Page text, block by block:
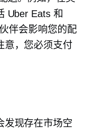
Uber Eats 和
伴会影响您的配
意，您必须支付
发现存在市场空